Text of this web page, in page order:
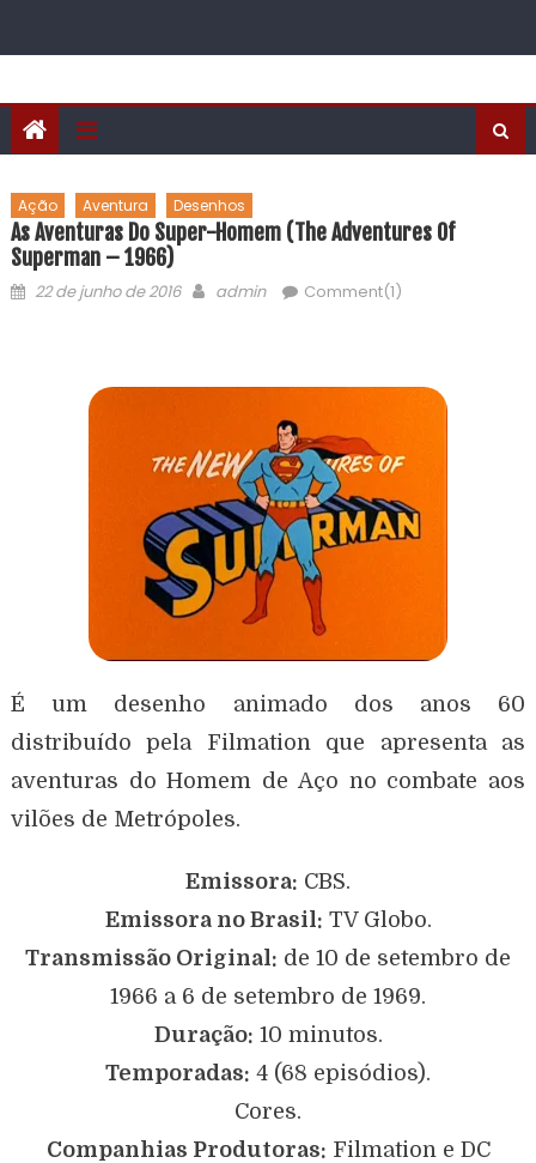
Ação Aventura Desenhos
As Aventuras Do Super-Homem (The Adventures Of
Superman – 1966)
22 de junho de 2016 admin Comment(1)
É um desenho animado dos anos 60
distribuído pela Filmation que apresenta as
aventuras do Homem de Aço no combate aos
vilões de Metrópoles.
Emissora: CBS.
Emissora no Brasil: TV Globo.
Transmissão Original: de 10 de setembro de
1966 a 6 de setembro de 1969.
Duração: 10 minutos.
Temporadas: 4 (68 episódios).
Cores.
Companhias Produtoras: Filmation e DC